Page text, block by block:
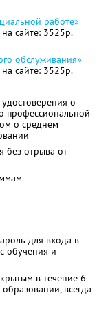
работе»
сайте: 3525р.
обслуживания»
сайте: 3525р.
о
профессиональной
о среднем
без отрыва от
для входа в
обучения и
в течение 6
всегда